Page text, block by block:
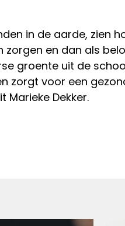
in de aarde, zien
en dan als
groente uit de
zorgt voor een
Marieke Dekker.